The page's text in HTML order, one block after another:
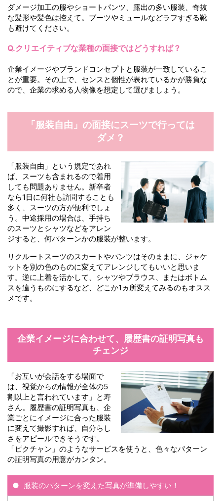
ダメージ加工の服やショートパンツ、露出の多い服装、奇抜
な髪形や髪色は控えて。ブーツやミュールなどラフすぎる靴
も避けてください。
Q.クリエイティブな業種の面接ではどうすれば？
企業イメージやブランドコンセプトと服装が一致しているこ
とが重要。その上で、センスと個性が表れているかが勝負な
ので、企業の求める人物像を想定して選びましょう。
「服装自由」の面接にスーツで行っては
ダメ？
「服装自由」という規定であれ
ば、スーツも含まれるので着用
しても問題ありません。新卒者
なら1日に何社も訪問することも
多く、スーツの方が便利でしょ
う。中途採用の場合は、手持ち
のスーツとシャツなどをアレン
ジすると、何パターンかの服装が整います。
リクルートスーツのスカートやパンツはそのままに、ジャケ
ットを別の色のものに変えてアレンジしてもいいと思いま
す。逆に上着を活かして、シャツやブラウス、またはボトム
スを違うものにするなど、どこか1ヵ所変えてみるのもオスス
メです。
企業イメージに合わせて、 履歴書の証明写真も
チェンジ
「お互いが会話をする場面で
は、視覚からの情報が全体の5
割以上と言われています」と寿
さん。履歴書の証明写真も、企
業ごとにイメージに合った服装
に変えて撮影すれば、自分らし
さをアピールできそうです。
「ピクチャン」のようなサービスを使うと、色々なパターン
の証明写真の用意がカンタン。
服装のパターンを変えた写真が準備しやすい！